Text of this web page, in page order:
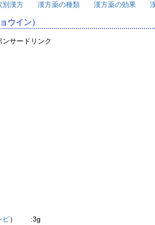
別漢方 漢方薬の種類 漢方薬の効果
ウイン）
ドリンク
ピ） :3g